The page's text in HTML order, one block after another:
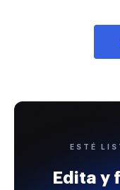
ESTÉ
Edita y